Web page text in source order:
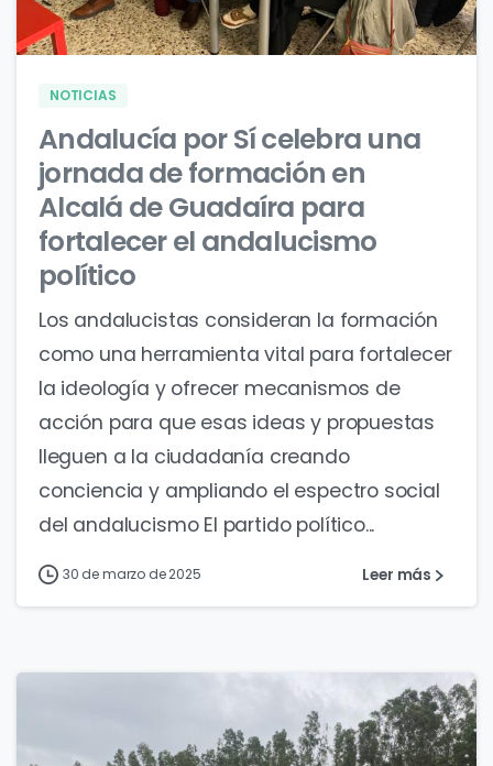
0
NOTICIAS
Andalucía por Sí celebra una
jornada de formación en
Alcalá de Guadaíra para
fortalecer el andalucismo
político
Los andalucistas consideran la formación
como una herramienta vital para fortalecer
la ideología y ofrecer mecanismos de
acción para que esas ideas y propuestas
lleguen a la ciudadanía creando
conciencia y ampliando el espectro social
del andalucismo El partido político...
30 de marzo de 2025 Leer más